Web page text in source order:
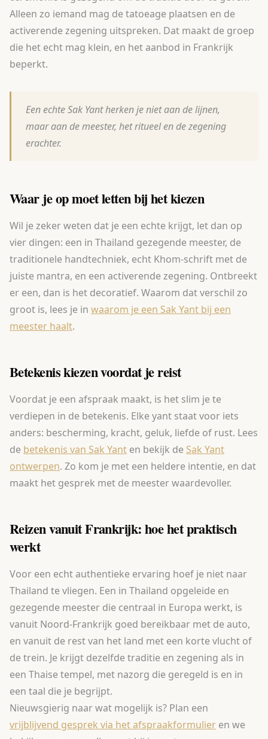
Alleen zo iemand mag de tatoeage plaatsen en de
activerende zegening uitspreken. Dat maakt de groep
die het echt mag klein, en het aanbod in Frankrijk
beperkt.
Een echte Sak Yant herken je niet aan de lijnen,
maar aan de meester, het ritueel en de zegening
erachter.
Waar je op moet letten bij het kiezen
Wil je zeker weten dat je een echte krijgt, let dan op
vier dingen: een in Thailand gezegende meester, de
traditionele handtechniek, echt Khom-schrift met de
juiste mantra, en een activerende zegening. Ontbreekt
er een, dan is het decoratief. Waarom dat verschil zo
groot is, lees je in waarom je een Sak Yant bij een
meester haalt.
Betekenis kiezen voordat je reist
Voordat je een afspraak maakt, is het slim je te
verdiepen in de betekenis. Elke yant staat voor iets
anders: bescherming, kracht, geluk, liefde of rust. Lees
de betekenis van Sak Yant en bekijk de Sak Yant
ontwerpen. Zo kom je met een heldere intentie, en dat
maakt het gesprek met de meester waardevoller.
Reizen vanuit Frankrijk: hoe het praktisch
werkt
Voor een echt authentieke ervaring hoef je niet naar
Thailand te vliegen. Een in Thailand opgeleide en
gezegende meester die centraal in Europa werkt, is
vanuit Noord-Frankrijk goed bereikbaar met de auto,
en vanuit de rest van het land met een korte vlucht of
de trein. Je krijgt dezelfde traditie en zegening als in
een Thaise tempel, met nazorg die geregeld is en in
een taal die je begrijpt.
Nieuwsgierig naar wat mogelijk is? Plan een
vrijblijvend gesprek via het afspraakformulier en we